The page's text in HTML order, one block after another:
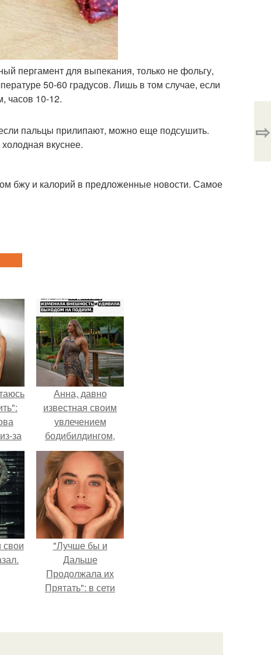
пергамент для выпекания, только не фольгу,
50-60 градусов. Лишь в том случае, если
часов 10-12.
пальцы прилипают, можно еще подсушить.
вкуснее.
бжу и калорий в предложенные новости. Самое
⇨
за
и
Анна, давно
известная своим
увлечением
бодибилдингом,
впервые
попробовала себя
в роли модели.
свои
"Лучше бы и
Дальше
Продолжала их
Прятать": в сети
Шерон стоун.